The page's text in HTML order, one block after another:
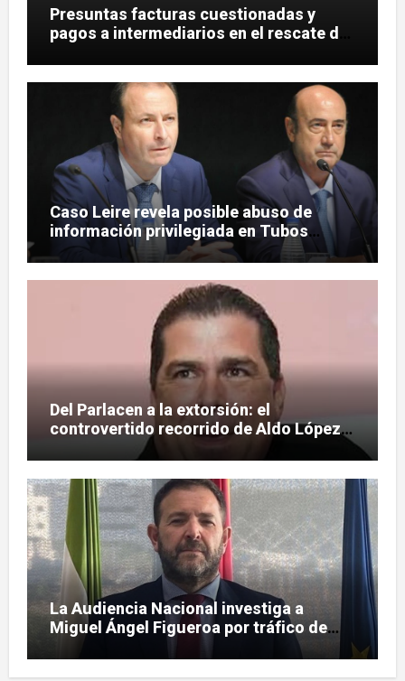
Presuntas facturas cuestionadas y
pagos a intermediarios en el rescate de
Caso Leire revela posible abuso de
información privilegiada en Tubos
Reunidos con López de las Heras
Del Parlacen a la extorsión: el
controvertido recorrido de Aldo López-
La Audiencia Nacional investiga a
Miguel Ángel Figueroa por tráfico de